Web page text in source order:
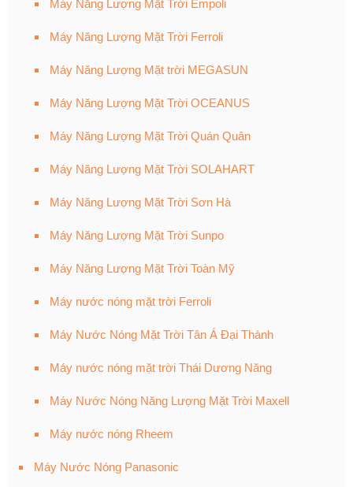
Máy Năng Lượng Mặt Trời Empoli
Máy Năng Lượng Mặt Trời Ferroli
Máy Năng Lượng Mặt trời MEGASUN
Máy Năng Lượng Mặt Trời OCEANUS
Máy Năng Lượng Mặt Trời Quán Quân
Máy Năng Lượng Mặt Trời SOLAHART
Máy Năng Lượng Mặt Trời Sơn Hà
Máy Năng Lượng Mặt Trời Sunpo
Máy Năng Lượng Mặt Trời Toàn Mỹ
Máy nước nóng mặt trời Ferroli
Máy Nước Nóng Mặt Trời Tân Á Đại Thành
Máy nước nóng mặt trời Thái Dương Năng
Máy Nước Nóng Năng Lượng Mặt Trời Maxell
Máy nước nóng Rheem
Máy Nước Nóng Panasonic